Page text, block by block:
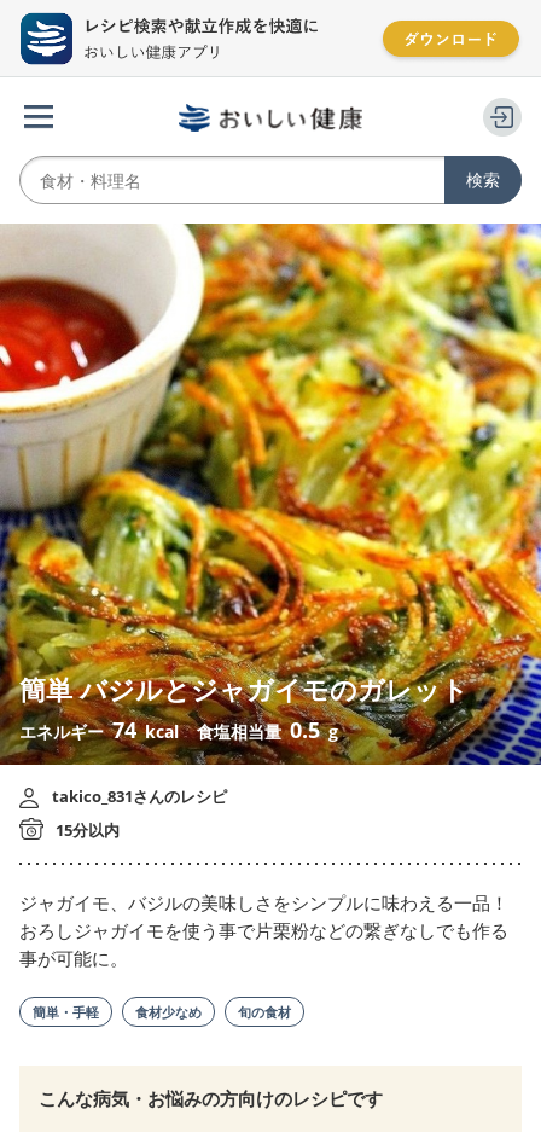
簡単 バジルとジャガイモのガレット
エネルギー74 kcal 食塩相当量0.5 g
takico_831さんのレシピ
15分以内
ジャガイモ、バジルの美味しさをシンプルに味わえる一品！
おろしジャガイモを使う事で片栗粉などの繋ぎなしでも作る
事が可能に。
簡単・手軽 食材少なめ 旬の食材
こんな病気・お悩みの方向けのレシピです